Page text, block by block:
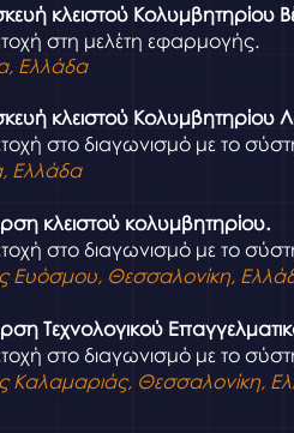
κλειστού Κολυμβητηρίου
στη μελέτη εφαρμογής.
Ελλάδα
κλειστού Κολυμβητηρίου
στο διαγωνισμό με το
Ελλάδα
κλειστού κολυμβητηρίου.
στο διαγωνισμό με το
Ευόσμου, Θεσσαλονίκη,
Τεχνολογικού
στο διαγωνισμό με το
Καλαμαριάς, Θεσσαλονίκη,